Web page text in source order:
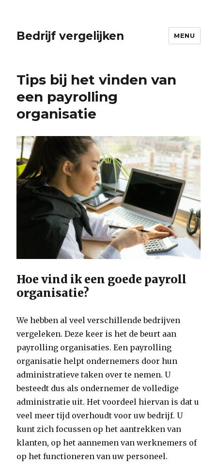
Bedrijf vergelijken MENU
Tips bij het vinden van
een payrolling
organisatie
Hoe vind ik een goede payroll
organisatie?
We hebben al veel verschillende bedrijven
vergeleken. Deze keer is het de beurt aan
payrolling organisaties. Een payrolling
organisatie helpt ondernemers door hun
administratieve taken over te nemen. U
besteedt dus als ondernemer de volledige
administratie uit. Het voordeel hiervan is dat u
veel meer tijd overhoudt voor uw bedrijf. U
kunt zich focussen op het aantrekken van
klanten, op het aannemen van werknemers of
op het functioneren van uw personeel.